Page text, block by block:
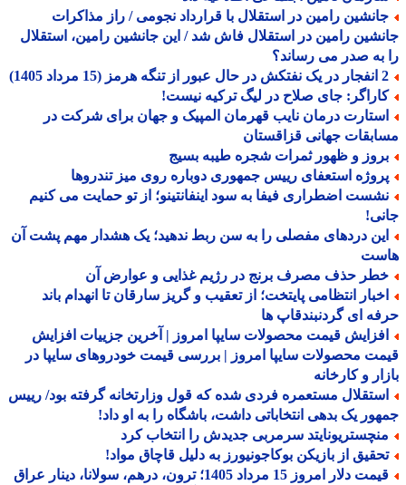
رامین در استقلال با قرارداد نجومی / راز مذاکرات
رامین در استقلال فاش شد / این جانشین رامین، استقلال
به صدر می رساند؟
جای صلاح در لیگ ترکیه نیست!
درمان نایب قهرمان المپیک و جهان برای شرکت در
جهانی قزاقستان
و ظهور ثمرات شجره طیبه بسیج
استعفای رییس جمهوری دوباره روی میز تندروها
اضطراری فیفا به سود اینفانتینو؛ از تو حمایت می کنیم
دردهای مفصلی را به سن ربط ندهید؛ یک هشدار مهم پشت آن
حذف مصرف برنج در رژیم غذایی و عوارض آن
انتظامی پایتخت؛ از تعقیب و گریز سارقان تا انهدام باند
ای گردنبندقاپ ها
قیمت محصولات سایپا امروز | آخرین جزییات افزایش
محصولات سایپا امروز | بررسی قیمت خودروهای سایپا در
و کارخانه
مستعمره فردی شده که قول وزارتخانه گرفته بود/ رییس
یک بدهی انتخاباتی داشت، باشگاه را به او داد!
سرمربی جدیدش را انتخاب کرد
از بازیکن بوکاجونیورز به دلیل قاچاق مواد!
قیمت دلار امروز 15 مرداد 1405؛ ترون، درهم، سولانا، دینار عراق